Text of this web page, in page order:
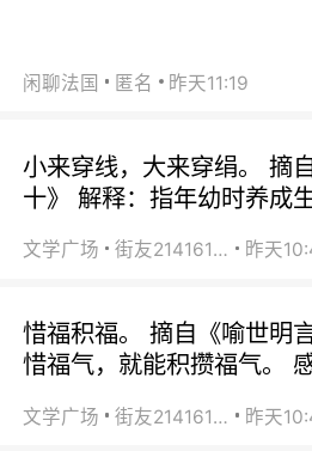
闲聊法国 匿名 昨天11:19
小来穿线，大来穿绢。 摘
十》 解释：指年幼时养成
文学广场 街友21416156 昨天
惜福积福。 摘自《喻世明
惜福气，就能积攒福气。
文学广场 街友21416156 昨天